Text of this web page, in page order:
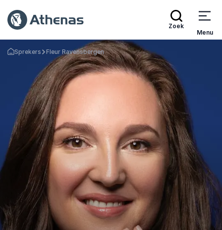
Zoek
Menu
Terug naar de startpagina
Sprekers Fleur Ravensbergen